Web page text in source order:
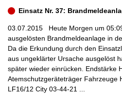
Einsatz Nr. 37:
03.07.2015 Heute Morgen um
ausgelösten Brandmeldeanlage in
Da die Erkundung durch den
aus ungeklärter Ursache ausgelöst
später wieder einrücken. Endstärke
Atemschutzgeräteträger Fahrzeuge
LF16/12 City 03-44-21 ...